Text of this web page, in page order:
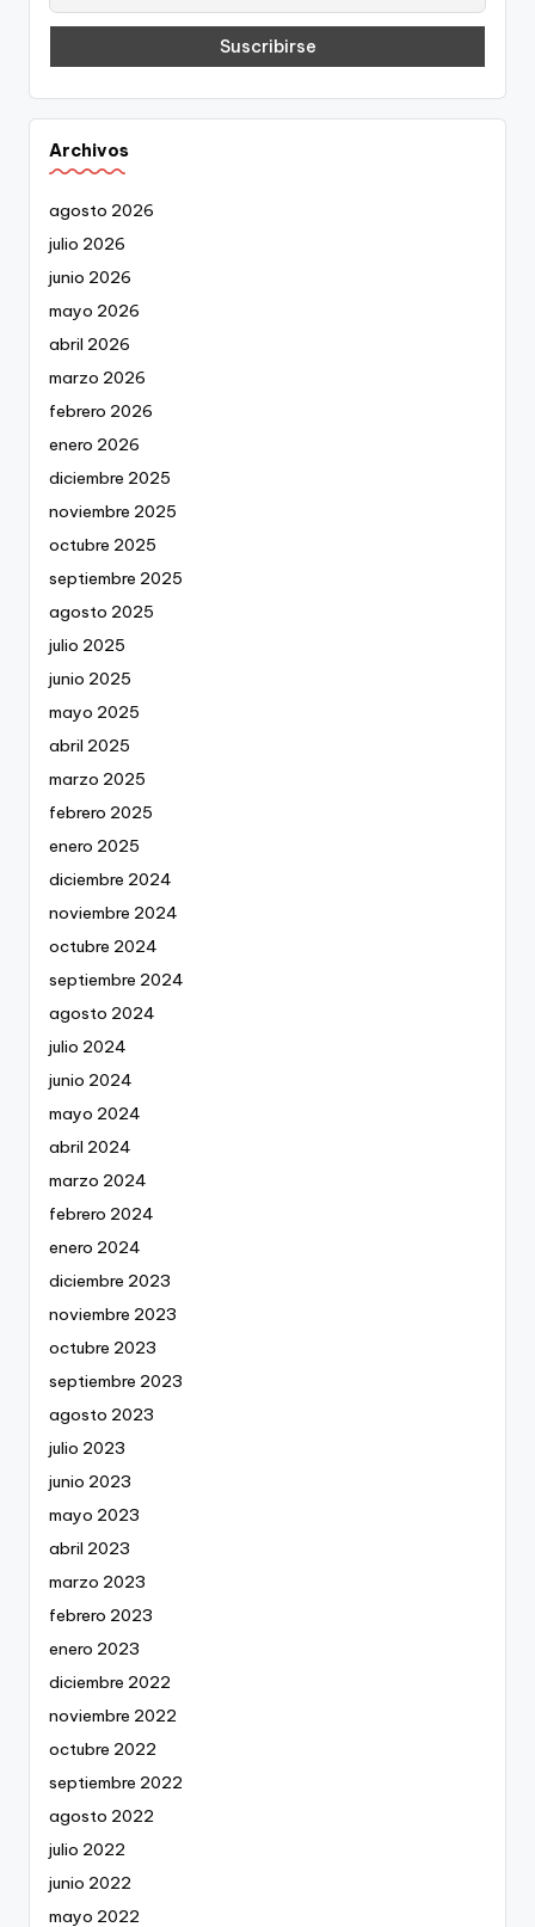
Archivos
agosto 2026
julio 2026
junio 2026
mayo 2026
abril 2026
marzo 2026
febrero 2026
enero 2026
diciembre 2025
noviembre 2025
octubre 2025
septiembre 2025
agosto 2025
julio 2025
junio 2025
mayo 2025
abril 2025
marzo 2025
febrero 2025
enero 2025
diciembre 2024
noviembre 2024
octubre 2024
septiembre 2024
agosto 2024
julio 2024
junio 2024
mayo 2024
abril 2024
marzo 2024
febrero 2024
enero 2024
diciembre 2023
noviembre 2023
octubre 2023
septiembre 2023
agosto 2023
julio 2023
junio 2023
mayo 2023
abril 2023
marzo 2023
febrero 2023
enero 2023
diciembre 2022
noviembre 2022
octubre 2022
septiembre 2022
agosto 2022
julio 2022
junio 2022
mayo 2022